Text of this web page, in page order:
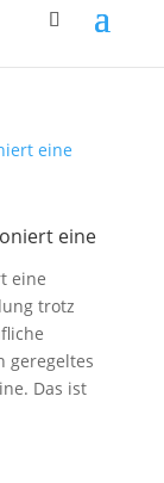
eine
eine
trotz
geregeltes
Das ist